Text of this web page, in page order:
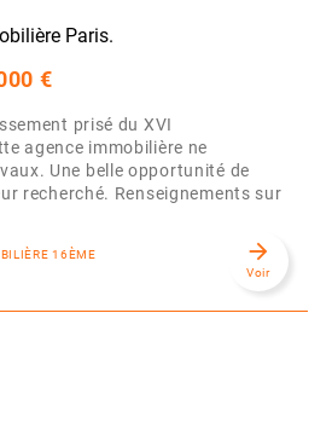
Paris.
€
prisé du XVI
agence immobilière ne
Une belle opportunité de
recherché. Renseignements sur
16ÈME
arrow_forward
Voir